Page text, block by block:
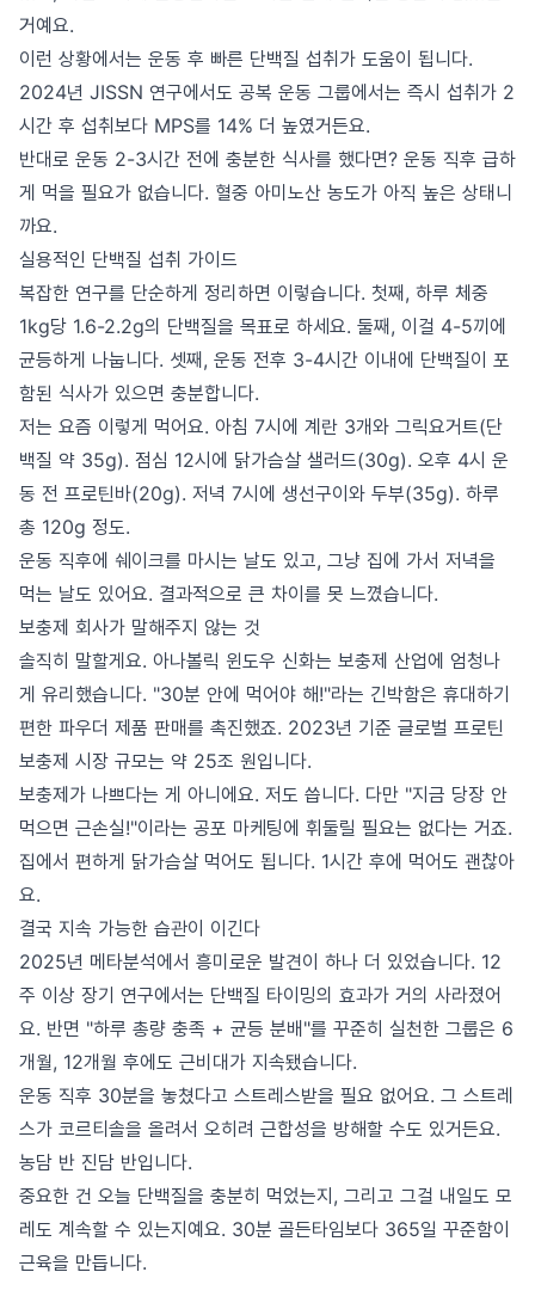
거예요.
이런 상황에서는 운동 후 빠른 단백질 섭취가 도움이 됩니다.
2024년 JISSN 연구에서도 공복 운동 그룹에서는 즉시 섭취가 2
시간 후 섭취보다 MPS를 14% 더 높였거든요.
반대로 운동 2-3시간 전에 충분한 식사를 했다면? 운동 직후 급하
게 먹을 필요가 없습니다. 혈중 아미노산 농도가 아직 높은 상태니
까요.
실용적인 단백질 섭취 가이드
복잡한 연구를 단순하게 정리하면 이렇습니다. 첫째, 하루 체중
1kg당 1.6-2.2g의 단백질을 목표로 하세요. 둘째, 이걸 4-5끼에
균등하게 나눕니다. 셋째, 운동 전후 3-4시간 이내에 단백질이 포
함된 식사가 있으면 충분합니다.
저는 요즘 이렇게 먹어요. 아침 7시에 계란 3개와 그릭요거트(단
백질 약 35g). 점심 12시에 닭가슴살 샐러드(30g). 오후 4시 운
동 전 프로틴바(20g). 저녁 7시에 생선구이와 두부(35g). 하루
총 120g 정도.
운동 직후에 쉐이크를 마시는 날도 있고, 그냥 집에 가서 저녁을
먹는 날도 있어요. 결과적으로 큰 차이를 못 느꼈습니다.
보충제 회사가 말해주지 않는 것
솔직히 말할게요. 아나볼릭 윈도우 신화는 보충제 산업에 엄청나
게 유리했습니다. "30분 안에 먹어야 해!"라는 긴박함은 휴대하기
편한 파우더 제품 판매를 촉진했죠. 2023년 기준 글로벌 프로틴
보충제 시장 규모는 약 25조 원입니다.
보충제가 나쁘다는 게 아니에요. 저도 씁니다. 다만 "지금 당장 안
먹으면 근손실!"이라는 공포 마케팅에 휘둘릴 필요는 없다는 거죠.
집에서 편하게 닭가슴살 먹어도 됩니다. 1시간 후에 먹어도 괜찮아
요.
결국 지속 가능한 습관이 이긴다
2025년 메타분석에서 흥미로운 발견이 하나 더 있었습니다. 12
주 이상 장기 연구에서는 단백질 타이밍의 효과가 거의 사라졌어
요. 반면 "하루 총량 충족 + 균등 분배"를 꾸준히 실천한 그룹은 6
개월, 12개월 후에도 근비대가 지속됐습니다.
운동 직후 30분을 놓쳤다고 스트레스받을 필요 없어요. 그 스트레
스가 코르티솔을 올려서 오히려 근합성을 방해할 수도 있거든요.
농담 반 진담 반입니다.
중요한 건 오늘 단백질을 충분히 먹었는지, 그리고 그걸 내일도 모
레도 계속할 수 있는지예요. 30분 골든타임보다 365일 꾸준함이
근육을 만듭니다.